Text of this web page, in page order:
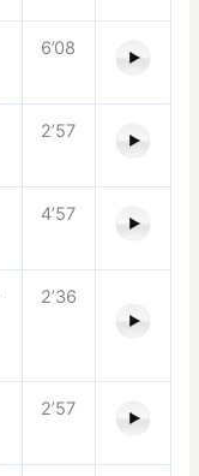
6’08
2’57
4’57
2’36
2’57